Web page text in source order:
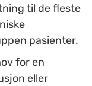
til de fleste
pasienter.
for en
eller